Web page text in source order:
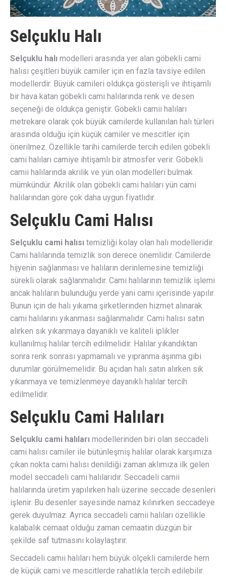
Selçuklu Halı
Selçuklu halı modelleri arasında yer alan göbekli cami
halısı çeşitleri büyük camiler için en fazla tavsiye edilen
modellerdir. Büyük camileri oldukça gösterişli ve ihtişamlı
bir hava katan göbekli cami halılarında renk ve desen
seçeneği de oldukça geniştir. Göbekli camii halıları
metrekare olarak çok büyük camilerde kullanılan halı türleri
arasında olduğu için küçük camiler ve mescitler için
önerilmez. Özellikle tarihi camilerde tercih edilen göbekli
cami halıları camiye ihtişamlı bir atmosfer verir. Göbekli
camii halılarında akrilik ve yün olan modelleri bulmak
mümkündür. Akrilik olan göbekli cami halıları yün cami
halılarından göre çok daha uygun fiyatlıdır.
Selçuklu Cami Halısı
Selçuklu cami halısı temizliği kolay olan halı modelleridir.
Cami halılarında temizlik son derece önemlidir. Camilerde
hijyenin sağlanması ve halıların derinlemesine temizliği
sürekli olarak sağlanmalıdır. Cami halılarının temizlik işlemi
ancak halıların bulunduğu yerde yani cami içerisinde yapılır.
Bunun için de halı yıkama şirketlerinden hizmet alınarak
cami halılarını yıkanması sağlanmalıdır. Cami halısı satın
alırken sık yıkanmaya dayanıklı ve kaliteli iplikler
kullanılmış halılar tercih edilmelidir. Halılar yıkandıktan
sonra renk sonrası yapmamalı ve yıpranma aşınma gibi
durumlar görülmemelidir. Bu açıdan halı satın alırken sık
yıkanmaya ve temizlenmeye dayanıklı halılar tercih
edilmelidir.
Selçuklu Cami Halıları
Selçuklu cami halıları modellerinden biri olan seccadeli
cami halısı camiler ile bütünleşmiş halılar olarak karşımıza
çıkan nokta cami halısı denildiği zaman aklımıza ilk gelen
model seccadeli cami halılarıdır. Seccadeli camii
halılarında üretim yapılırken halı üzerine seccade desenleri
işlenir. Bu desenler sayesinde namaz kılınırken seccadeye
gerek duyulmaz. Ayrıca seccadeli camii halıları özellikle
kalabalık cemaat olduğu zaman cemaatin düzgün bir
şekilde saf tutmasını kolaylaştırır.
Seccadeli camii halıları hem büyük ölçekli camilerde hem
de küçük cami ve mescitlerde rahatlıkla tercih edilebilir.